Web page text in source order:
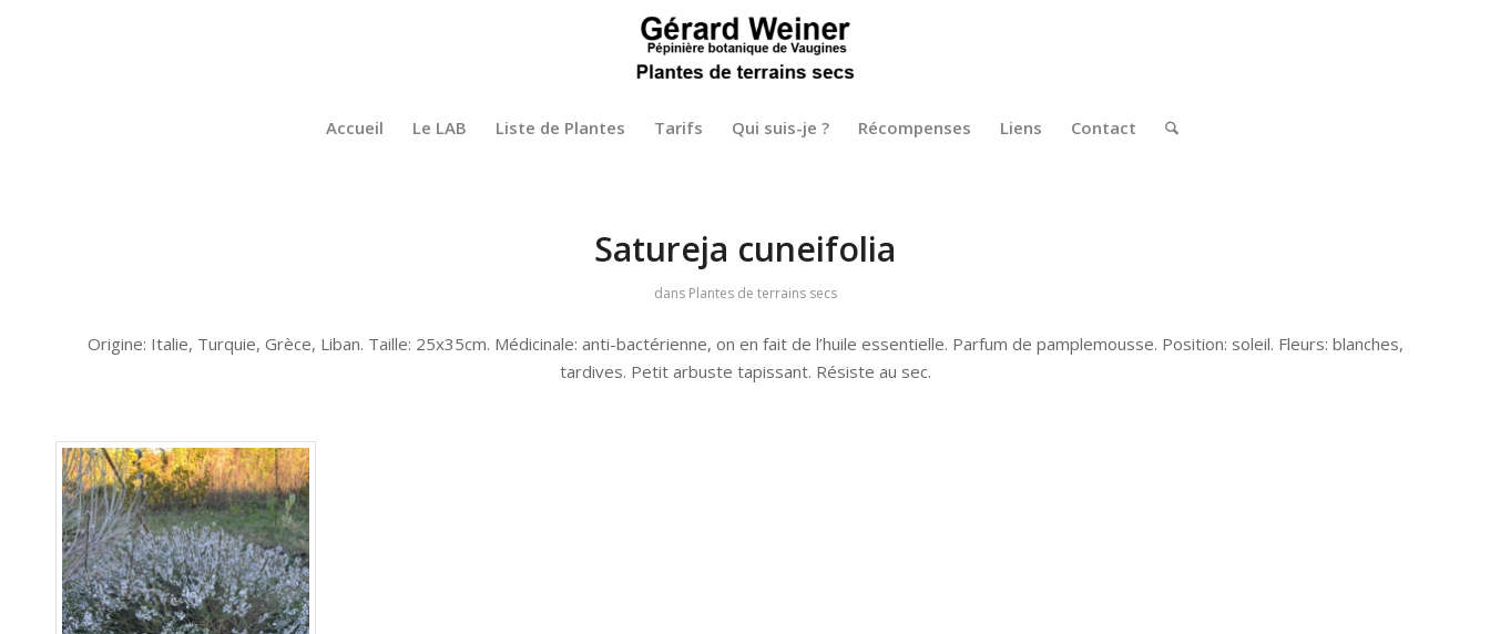
Accueil Le LAB Liste de Plantes Tarifs Qui suis-je ? Récompenses Liens Contact
Satureja cuneifolia
dans Plantes de terrains secs
Origine: Italie, Turquie, Grèce, Liban. Taille: 25x35cm. Médicinale: anti-bactérienne, on en fait de l’huile essentielle. Parfum de pamplemousse. Position: soleil. Fleurs: blanches,
tardives. Petit arbuste tapissant. Résiste au sec.